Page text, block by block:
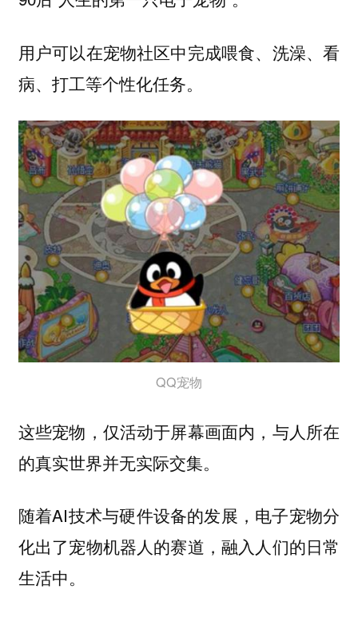
用户可以在宠物社区中完成喂食、洗澡、看
病、打工等个性化任务。
QQ宠物
这些宠物，仅活动于屏幕画面内，与人所在
的真实世界并无实际交集。
随着AI技术与硬件设备的发展，电子宠物分
化出了宠物机器人的赛道，融入人们的日常
生活中。